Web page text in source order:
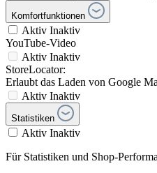
Komfortfunktionen
Aktiv Inaktiv
YouTube-Video
Aktiv Inaktiv
StoreLocator:
Erlaubt das Laden von Google
Aktiv Inaktiv
Statistiken
Aktiv Inaktiv
Für Statistiken und Shop-